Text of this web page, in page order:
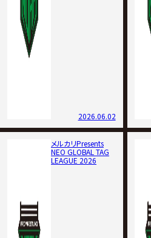
2026.06.02
メルカリPresents
NEO GLOBAL TAG
LEAGUE 2026